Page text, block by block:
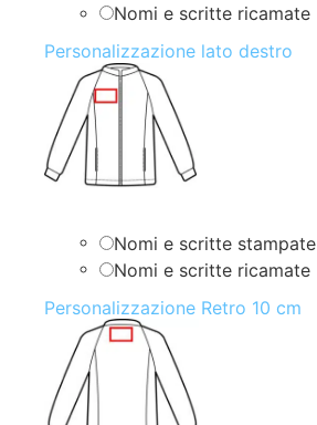
Nomi e scritte ricamate
Personalizzazione lato destro
Nomi e scritte stampate
Nomi e scritte ricamate
Personalizzazione Retro 10 cm